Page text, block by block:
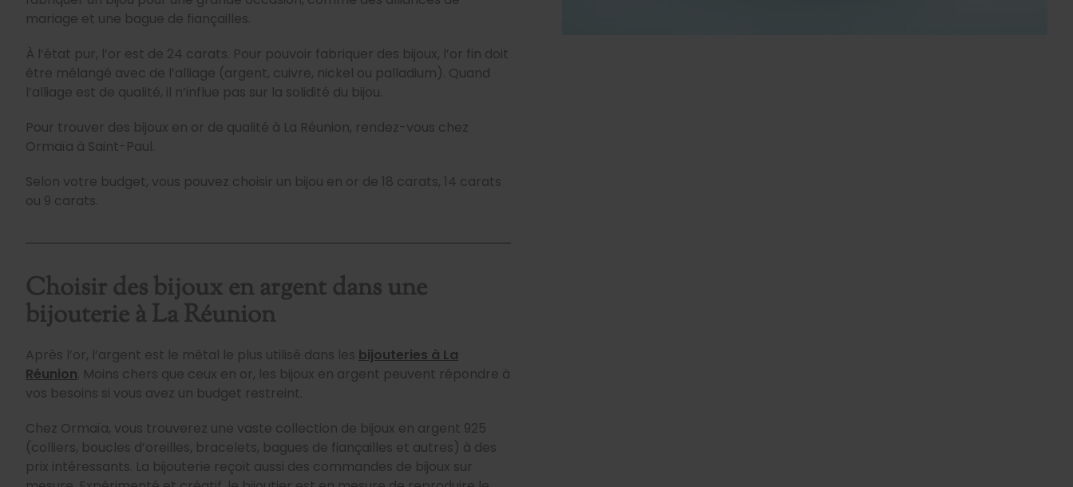
mariage et une bague de fiançailles.
À l’état pur, l’or est de 24 carats. Pour pouvoir fabriquer des bijoux, l’or fin doit
être mélangé avec de l’alliage (argent, cuivre, nickel ou palladium). Quand
l’alliage est de qualité, il n’influe pas sur la solidité du bijou.
Pour trouver des bijoux en or de qualité à La Réunion, rendez-vous chez
Ormaïa à Saint-Paul.
Selon votre budget, vous pouvez choisir un bijou en or de 18 carats, 14 carats
ou 9 carats.
Choisir des bijoux en argent dans une
bijouterie à La Réunion
Après l’or, l’argent est le métal le plus utilisé dans les bijouteries à La
Réunion. Moins chers que ceux en or, les bijoux en argent peuvent répondre à
vos besoins si vous avez un budget restreint.
Chez Ormaïa, vous trouverez une vaste collection de bijoux en argent 925
(colliers, boucles d’oreilles, bracelets, bagues de fiançailles et autres) à des
prix intéressants. La bijouterie reçoit aussi des commandes de bijoux sur